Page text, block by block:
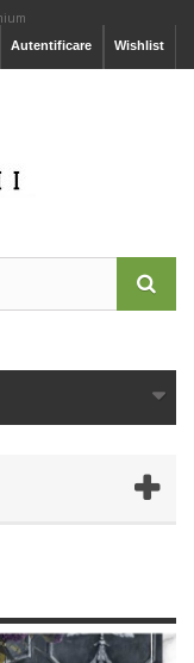
Wishlist
Autentificare